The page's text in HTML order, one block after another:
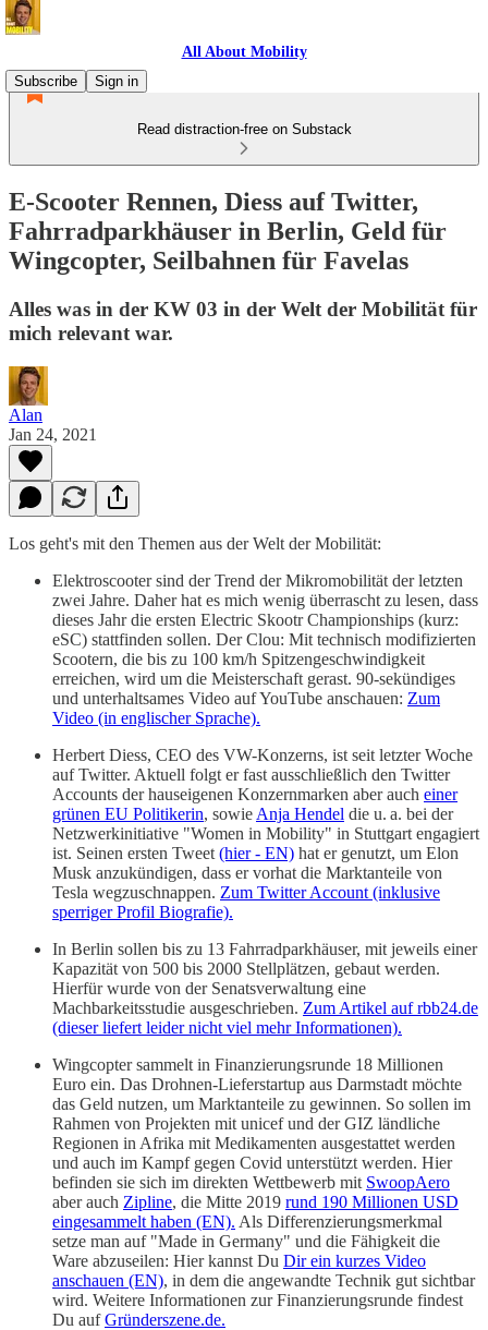
All About Mobility
Subscribe
Sign in
Read distraction-free on Substack
E-Scooter Rennen, Diess auf Twitter,
Fahrradparkhäuser in Berlin, Geld für
Wingcopter, Seilbahnen für Favelas
Alles was in der KW 03 in der Welt der Mobilität für
mich relevant war.
Alan
Jan 24, 2021
Los geht's mit den Themen aus der Welt der Mobilität:
Elektroscooter sind der Trend der Mikromobilität der letzten
zwei Jahre. Daher hat es mich wenig überrascht zu lesen, dass
dieses Jahr die ersten Electric Skootr Championships (kurz:
eSC) stattfinden sollen. Der Clou: Mit technisch modifizierten
Scootern, die bis zu 100 km/h Spitzengeschwindigkeit
erreichen, wird um die Meisterschaft gerast. 90-sekündiges
und unterhaltsames Video auf YouTube anschauen: Zum
Video (in englischer Sprache).
Herbert Diess, CEO des VW-Konzerns, ist seit letzter Woche
auf Twitter. Aktuell folgt er fast ausschließlich den Twitter
Accounts der hauseigenen Konzernmarken aber auch einer
grünen EU Politikerin, sowie Anja Hendel die u. a. bei der
Netzwerkinitiative "Women in Mobility" in Stuttgart engagiert
ist. Seinen ersten Tweet (hier - EN) hat er genutzt, um Elon
Musk anzukündigen, dass er vorhat die Marktanteile von
Tesla wegzuschnappen. Zum Twitter Account (inklusive
sperriger Profil Biografie).
In Berlin sollen bis zu 13 Fahrradparkhäuser, mit jeweils einer
Kapazität von 500 bis 2000 Stellplätzen, gebaut werden.
Hierfür wurde von der Senatsverwaltung eine
Machbarkeitsstudie ausgeschrieben. Zum Artikel auf rbb24.de
(dieser liefert leider nicht viel mehr Informationen).
Wingcopter sammelt in Finanzierungsrunde 18 Millionen
Euro ein. Das Drohnen-Lieferstartup aus Darmstadt möchte
das Geld nutzen, um Marktanteile zu gewinnen. So sollen im
Rahmen von Projekten mit unicef und der GIZ ländliche
Regionen in Afrika mit Medikamenten ausgestattet werden
und auch im Kampf gegen Covid unterstützt werden. Hier
befinden sie sich im direkten Wettbewerb mit SwoopAero
aber auch Zipline, die Mitte 2019 rund 190 Millionen USD
eingesammelt haben (EN). Als Differenzierungsmerkmal
setze man auf "Made in Germany" und die Fähigkeit die
Ware abzuseilen: Hier kannst Du Dir ein kurzes Video
anschauen (EN), in dem die angewandte Technik gut sichtbar
wird. Weitere Informationen zur Finanzierungsrunde findest
Du aufGründerszene.de.